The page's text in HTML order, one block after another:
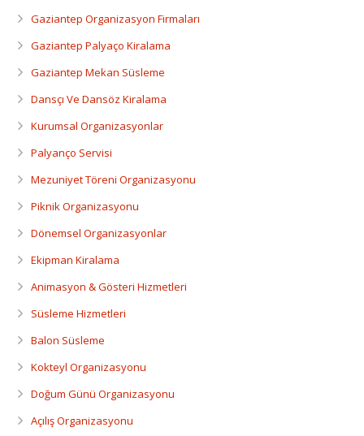
Gaziantep Organizasyon Firmaları
Gaziantep Palyaço Kiralama
Gaziantep Mekan Süsleme
Dansçı Ve Dansöz Kiralama
Kurumsal Organizasyonlar
Palyanço Servisi
Mezuniyet Töreni Organizasyonu
Piknik Organizasyonu
Dönemsel Organizasyonlar
Ekipman Kiralama
Animasyon & Gösteri Hizmetleri
Süsleme Hizmetleri
Balon Süsleme
Kokteyl Organizasyonu
Doğum Günü Organizasyonu
Açılış Organizasyonu